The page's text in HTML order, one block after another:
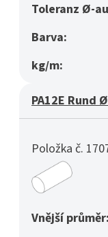
Toleranz Ø-
Barva:
kg/m:
PA12E Rund
Položka č.
Vnější průměr: